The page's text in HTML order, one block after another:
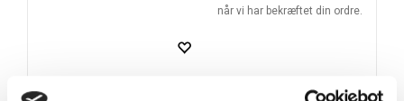
når vi har bekræftet din ordre.